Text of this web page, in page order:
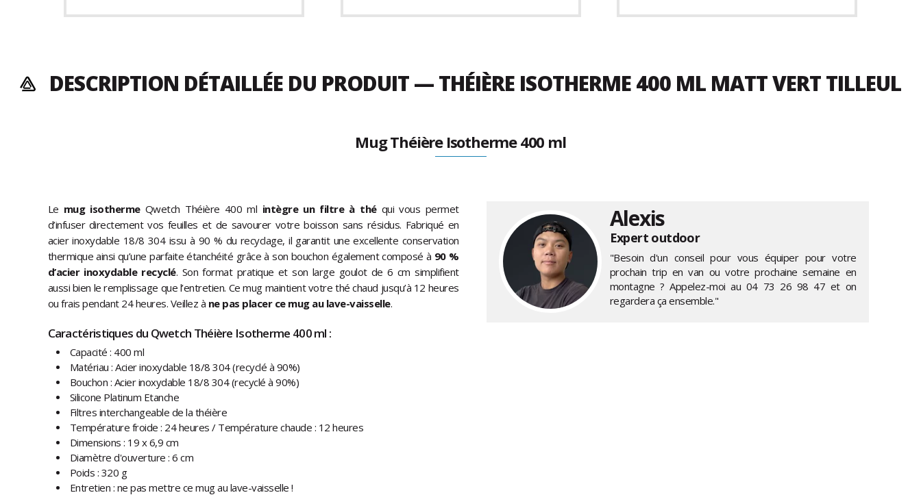
DESCRIPTION DÉTAILLÉE DU PRODUIT — THÉIÈRE ISOTHERME 400 ML MATT VERT TILLEUL
Mug Théière Isotherme 400 ml
Le mug isotherme Qwetch Théière 400 ml intègre un filtre à théqui vous permet
d’infuser directement vos feuilles et de savourer votre boisson sans résidus. Fabriqué en
acier inoxydable 18/8 304 issu à 90 % du recyclage, il garantit une excellente conservation
thermique ainsi qu’une parfaite étanchéité grâce à son bouchon également composé à 90 %
d’acier inoxydable recyclé. Son format pratique et son large goulot de 6 cm simplifient
aussi bien le remplissage que l’entretien. Ce mug maintient votre thé chaud jusqu’à 12 heures
ou frais pendant 24 heures. Veillez à ne pas placer ce mug au lave-vaisselle.
Caractéristiques du Qwetch Théière Isotherme 400 ml :
Capacité : 400 ml
Matériau : Acier inoxydable 18/8 304 (recyclé à 90%)
Bouchon : Acier inoxydable 18/8 304 (recyclé à 90%)
Silicone Platinum Etanche
Filtres interchangeable de la théière
Température froide : 24 heures / Température chaude : 12 heures
Dimensions : 19 x 6,9 cm
Diamètre d'ouverture : 6 cm
Poids : 320 g
Entretien : ne pas mettre ce mug au lave-vaisselle !
Alexis
Expert outdoor
"Besoin d'un conseil pour vous équiper pour votre
prochain trip en van ou votre prochaine semaine en
montagne ? Appelez-moi au 04 73 26 98 47 et on
regardera ça ensemble."